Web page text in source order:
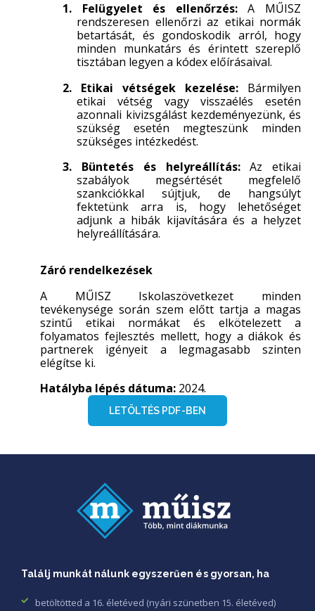
1. Felügyelet és ellenőrzés:A MŰISZ
rendszeresen ellenőrzi az etikai normák
betartását, és gondoskodik arról, hogy
minden munkatárs és érintett szereplő
tisztában legyen a kódex előírásaival.
2. Etikai vétségek kezelése: Bármilyen
etikai vétség vagy visszaélés esetén
azonnali kivizsgálást kezdeményezünk, és
szükség esetén megteszünk minden
szükséges intézkedést.
3. Büntetés és helyreállítás:Az etikai
szabályok megsértését megfelelő
szankciókkal sújtjuk, de hangsúlyt
fektetünk arra is, hogy lehetőséget
adjunk a hibák kijavítására és a helyzet
helyreállítására.
Záró rendelkezések
A MŰISZ Iskolaszövetkezet minden
tevékenysége során szem előtt tartja a magas
szintű etikai normákat és elkötelezett a
folyamatos fejlesztés mellett, hogy a diákok és
partnerek igényeit a legmagasabb szinten
elégítse ki.
Hatályba lépés dátuma: 2024.
LETÖLTÉS PDF-BEN
Találj munkát nálunk egyszerűen és gyorsan, ha
betöltötted a 16. életéved (nyári szünetben 15. életéved)